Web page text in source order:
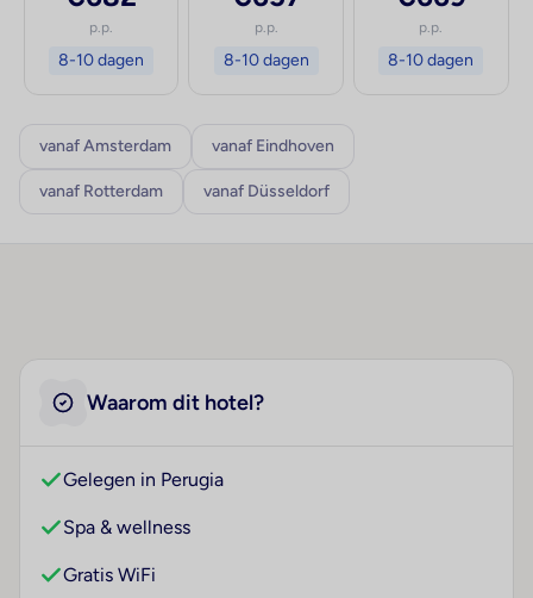
p.p.
8-10 dagen
p.p.
8-10 dagen
p.p.
8-10 dagen
vanaf Amsterdam vanaf Eindhoven
vanaf Rotterdam vanaf Düsseldorf
Waarom dit hotel?
Gelegen in Perugia
Spa & wellness
Gratis WiFi